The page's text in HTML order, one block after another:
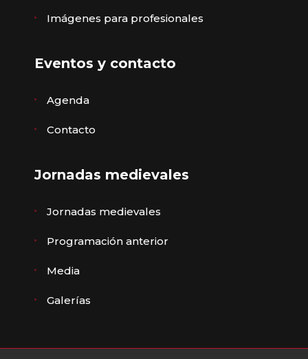
Imágenes para profesionales
Eventos y contacto
Agenda
Contacto
Jornadas medievales
Jornadas medievales
Programación anterior
Media
Galerías